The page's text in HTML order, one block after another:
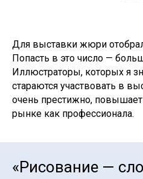
Для выставки жюри
Попасть в это число —
Иллюстраторы, которых я
стараются участвовать в
очень престижно,
рынке как профессионала.
«Рисование —